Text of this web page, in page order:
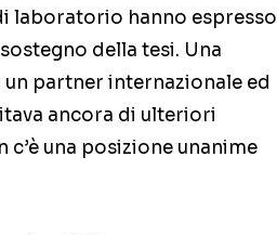
laboratorio hanno espresso
della tesi. Una
partner internazionale ed
ancora di ulteriori
una posizione unanime